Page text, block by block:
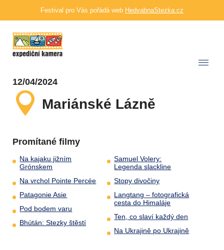
Festival pro Vás pořádá web HedvabnaStezka.cz
12/04/2024
Mariánské Lázně
Promítané filmy
Na kajaku jižním
Grónskem
Na vrchol Pointe Percée
Patagonie Asie
Pod bodem varu
Bhútán: Stezky štěstí
Samuel Volery:
Legenda slackline
Stopy divočiny
Langtang – fotografická
cesta do Himaláje
Ten, co slaví každý den
Na Ukrajině po Ukrajině